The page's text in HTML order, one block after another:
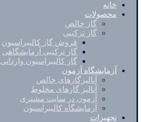
خانه
محصولات
گاز خالص
گاز ترکیبی
فروش گاز کالیبراسیون
گاز ترکیبی آزمایشگاهی
گاز کالیبراسیون وارداتی
آزمایشگاه آزمون
آنالیزگازهای خالص
آنالیز گازهای مخلوط
آزمون در سایت مشتری
آزمایشگاه کالیبراسیون
تجهیزات